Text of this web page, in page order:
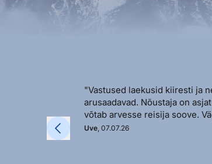
"Vastused laekusid kiiresti ja
arusaadavad. Nõustaja on
võtab arvesse reisija soove.
Uve, 07.07.26